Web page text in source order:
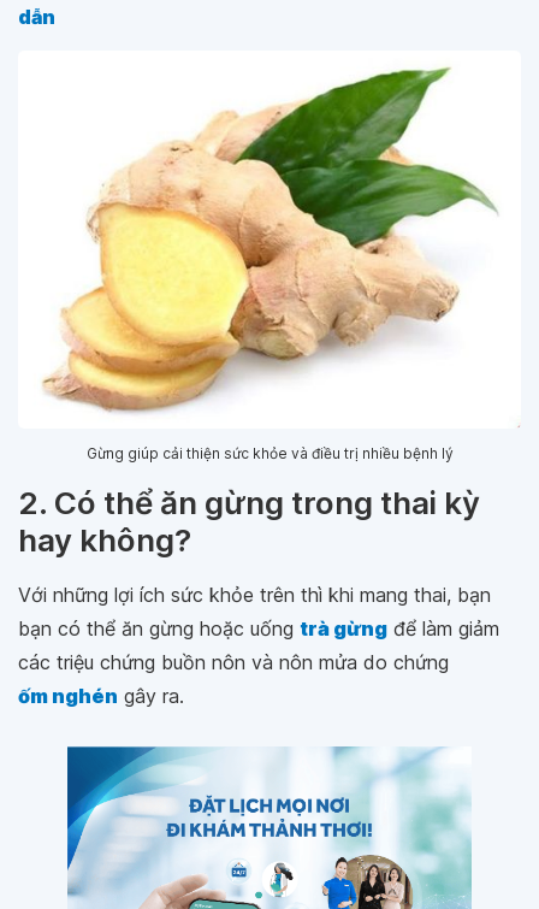
dẫn
Gừng giúp cải thiện sức khỏe và điều trị nhiều bệnh lý
2. Có thể ăn gừng trong thai kỳ
hay không?
Với những lợi ích sức khỏe trên thì khi mang thai, bạn
bạn có thể ăn gừng hoặc uống trà gừng để làm giảm
các triệu chứng buồn nôn và nôn mửa do chứng
ốm nghén gây ra.